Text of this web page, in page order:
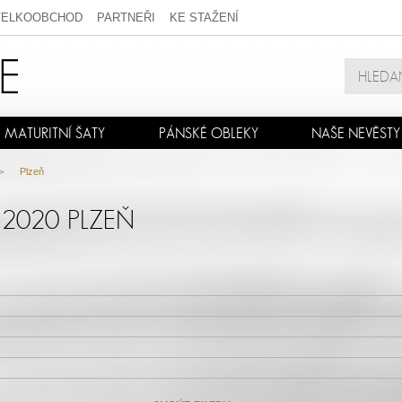
PARTNEŘI KE STAŽENÍ
MATURITNÍ ŠATY PÁNSKÉ OBLEKY NAŠE NEVĚSTY
Plzeň
PLZEŇ